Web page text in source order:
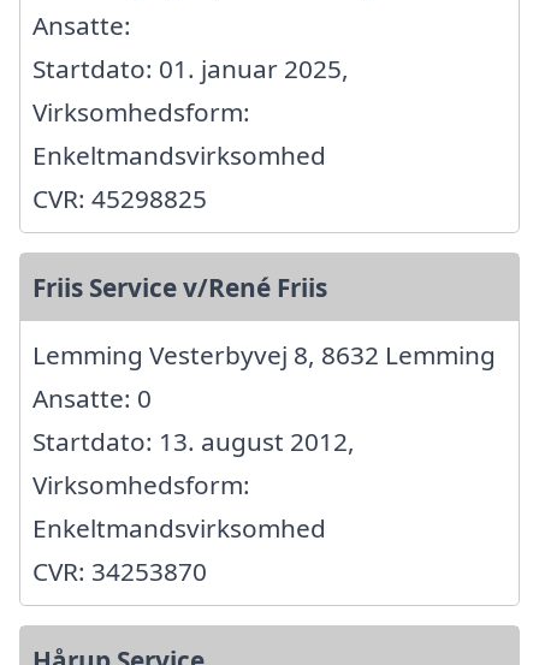
Ansatte:
Startdato: 01. januar 2025,
Virksomhedsform:
Enkeltmandsvirksomhed
CVR: 45298825
Friis Service v/René Friis
Lemming Vesterbyvej 8, 8632 Lemming
Ansatte: 0
Startdato: 13. august 2012,
Virksomhedsform:
Enkeltmandsvirksomhed
CVR: 34253870